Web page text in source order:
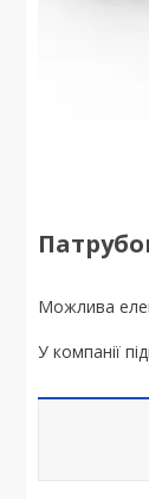
У компанії